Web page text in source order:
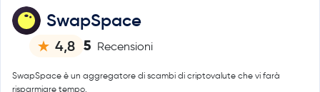
SwapSpace
4,8 5 Recensioni
SwapSpace è un aggregatore di scambi di criptovalute che vi farà
risparmiare tempo.